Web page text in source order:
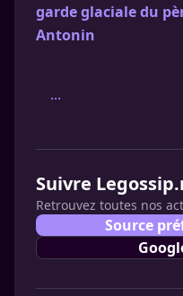
garde glaciale du
Antonin
...
Suivre
Retrouvez toutes nos
Source